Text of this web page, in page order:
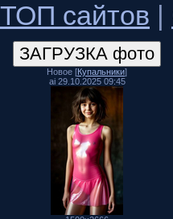
ТОП сайтов |
Новое [Купальники]
ai 29.10.2025 09:45